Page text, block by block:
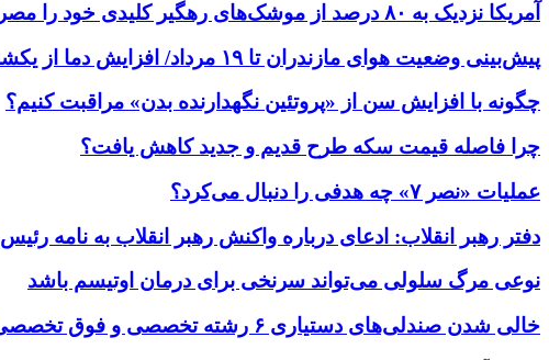
آمریکا نزدیک به ۸۰ درصد از موشک‌های رهگیر کلیدی خود را مصرف کرده است
پیش‌بینی وضعیت هوای مازندران تا ۱۹ مرداد/ افزایش دما از یکشنبه
چگونه با افزایش سن از «پروتئین نگهدارنده بدن» مراقبت کنیم؟
چرا فاصله قیمت سکه طرح قدیم و جدید کاهش یافت؟
عملیات «نصر ۷» چه هدفی را دنبال می‌کرد؟
دفتر رهبر انقلاب: ادعای درباره واکنش رهبر انقلاب به نامه
نوعی مرگ سلولی می‌تواند سرنخی برای درمان اوتیسم باشد
خالی شدن صندلی‌های دستیاری ۶ رشته تخصصی و فوق تخصصی/آینده این رشته‌ها در خطر است